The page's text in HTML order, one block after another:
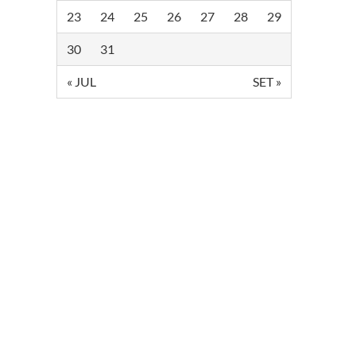
23 24 25 26 27 28 29
30 31
« JUL SET »